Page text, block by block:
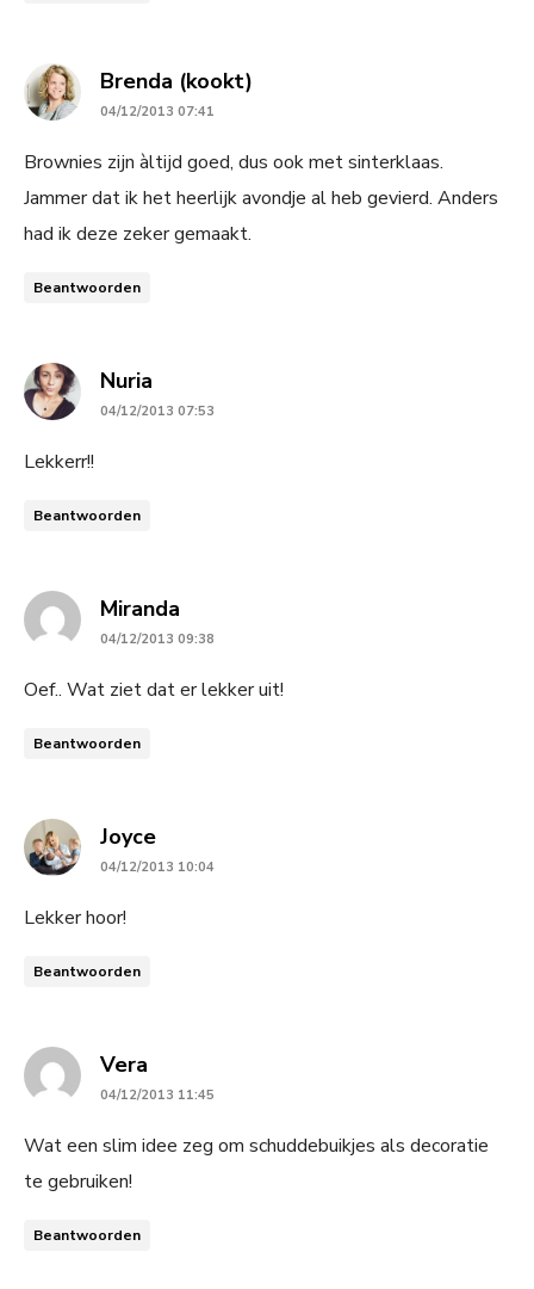
Brenda (kookt)
04/12/2013 07:41
Brownies zijn àltijd goed, dus ook met sinterklaas.
Jammer dat ik het heerlijk avondje al heb gevierd. Anders
had ik deze zeker gemaakt.
Beantwoorden
Nuria
04/12/2013 07:53
Lekkerr!!
Beantwoorden
Miranda
04/12/2013 09:38
Oef.. Wat ziet dat er lekker uit!
Beantwoorden
Joycesays:
04/12/2013 10:04
Lekker hoor!
Beantwoorden
Vera
04/12/2013 11:45
Wat een slim idee zeg om schuddebuikjes als decoratie
te gebruiken!
Beantwoorden